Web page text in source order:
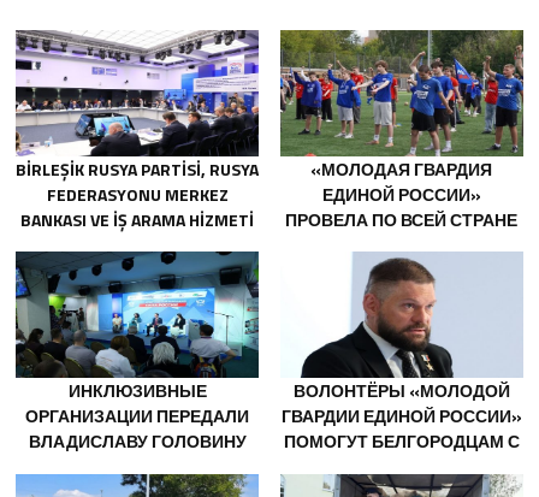
BIRLEŞIK RUSYA PARTISI, RUSYA
FEDERASYONU MERKEZ
BANKASI VE IŞ ARAMA HIZMETI
BÖLGESI GAZILERININ
ISTIHDAMI IÇIN RUSYA’DA ILK
UZMANLAŞMIŞ PLATFORMU
OLUŞTURACAK
«МОЛОДАЯ ГВАРДИЯ
ЕДИНОЙ РОССИИ»
ПРОВЕЛА ПО ВСЕЙ СТРАНЕ
ФИЗКУЛЬТУРНИКА
ИНКЛЮЗИВНЫЕ
ОРГАНИЗАЦИИ ПЕРЕДАЛИ
ВЛАДИСЛАВУ ГОЛОВИНУ
ВОЛОНТЁРЫ «МОЛОДОЙ
ГВАРДИИ ЕДИНОЙ РОССИИ»
ПОМОГУТ БЕЛГОРОДЦАМ С